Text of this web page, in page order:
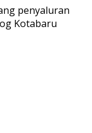
penyaluran
Kotabaru